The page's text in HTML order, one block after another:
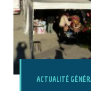
ACTUALITÉ